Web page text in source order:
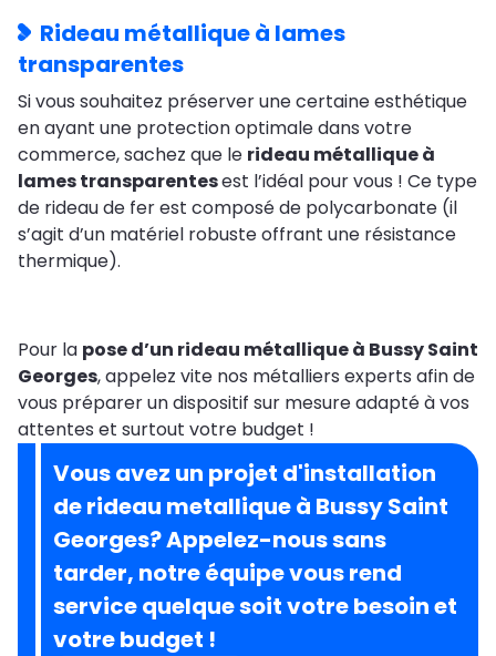
Rideau métallique à lames
transparentes
Si vous souhaitez préserver une certaine esthétique
en ayant une protection optimale dans votre
commerce, sachez que le rideau métallique à
lames transparentesest l’idéal pour vous ! Ce type
de rideau de fer est composé de polycarbonate (il
s’agit d’un matériel robuste offrant une résistance
thermique).
Pour la pose d’un rideau métallique à Bussy Saint
Georges, appelez vite nos métalliers experts afin de
vous préparer un dispositif sur mesure adapté à vos
attentes et surtout votre budget !
Vous avez un projet d'installation
de rideau metallique à Bussy Saint
Georges? Appelez-nous sans
tarder, notre équipe vous rend
service quelque soit votre besoin et
votre budget !